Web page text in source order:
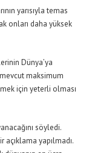
yarısıyla temas
onları daha yüksek
Dünya’ya
maksimum
için yeterli olması
söyledi.
yapılmadı.